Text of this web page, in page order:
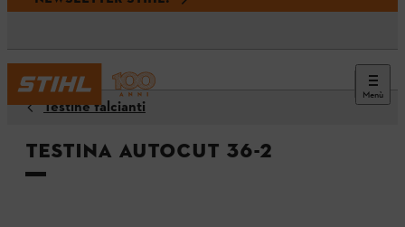
Menù
Testine falcianti
Testina AutoCut 36-2